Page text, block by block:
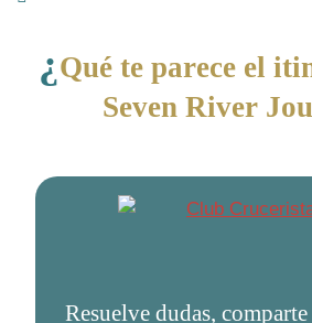
¿ Qué te parece el
Seven River
Resuelve dudas,